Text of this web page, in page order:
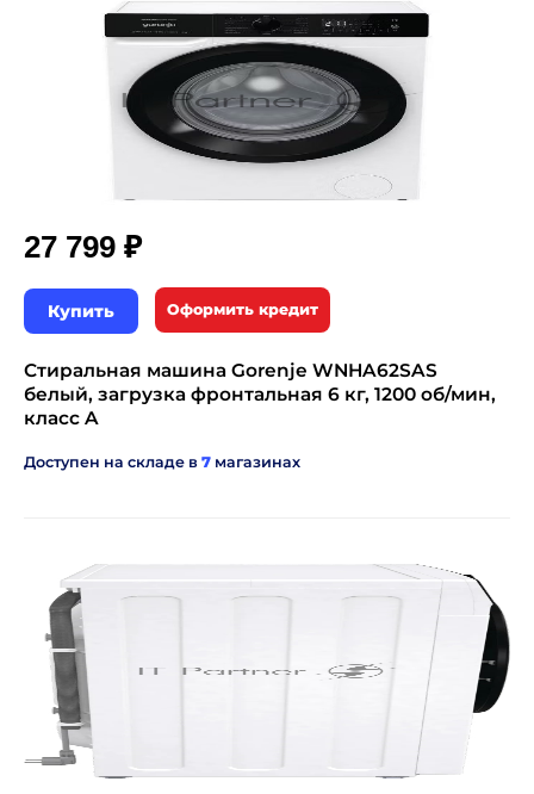
27 799 ₽
Купить Оформить кредит
Стиральная машина Gorenje WNHA62SAS
белый, загрузка фронтальная 6 кг, 1200 об/мин,
класс A
Доступен на складе в 7 магазинах